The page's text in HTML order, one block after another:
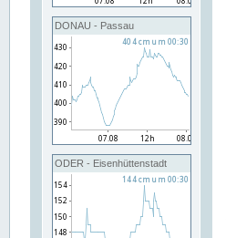
DONAU - Passau
ODER - Eisenhüttenstadt